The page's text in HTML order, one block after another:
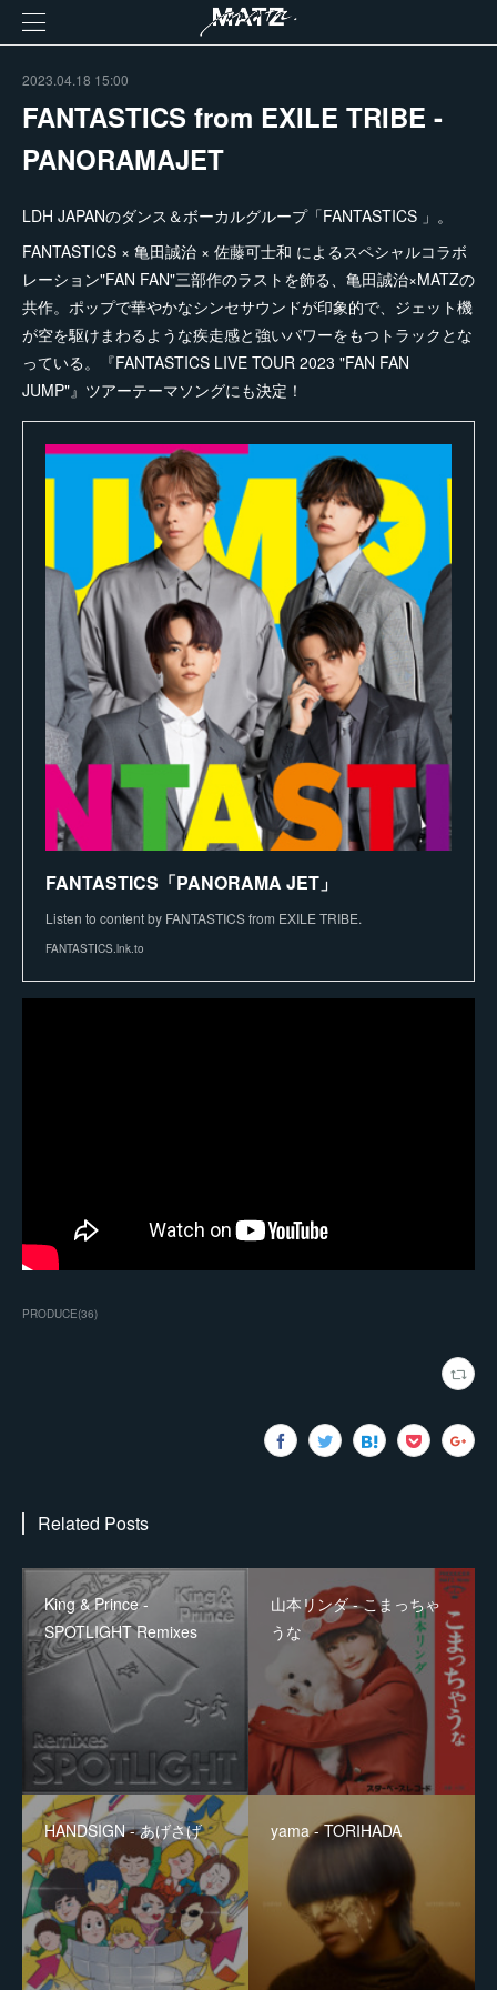
2023.04.18 15:00
FANTASTICS from EXILE TRIBE -
PANORAMAJET
LDH JAPANのダンス＆ボーカルグループ「FANTASTICS 」。
FANTASTICS × 亀田誠治 × 佐藤可士和 によるスペシャルコラボ
レーション"FAN FAN"三部作のラストを飾る、亀田誠治×MATZの
共作。ポップで華やかなシンセサウンドが印象的で、ジェット機
が空を駆けまわるような疾走感と強いパワーをもつトラックとな
っている。『FANTASTICS LIVE TOUR 2023 "FAN FAN
JUMP"』ツアーテーマソングにも決定！
FANTASTICS「PANORAMA JET」
Listen to content by FANTASTICS from EXILE TRIBE.
FANTASTICS.lnk.to
PRODUCE(36)
Related Posts
King & Prince -
SPOTLIGHT Remixes
山本リンダ - こまっちゃ
うな
HANDSIGN - あげさげ yama - TORIHADA